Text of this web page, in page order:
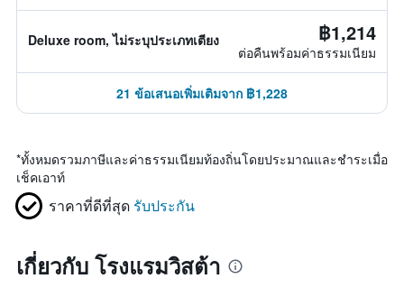
Deluxe room, ไม่ระบุประเภทเตียง ฿1,214
ต่อคืนพร้อมค่าธรรมเนียม
21 ข้อเสนอเพิ่มเติมจาก ฿1,228
*ทั้งหมดรวมภาษีและค่าธรรมเนียมท้องถิ่นโดยประมาณและชำระเมื่อ
เช็คเอาท์
ราคาที่ดีที่สุด รับประกัน
เกี่ยวกับ โรงแรมวิสต้า